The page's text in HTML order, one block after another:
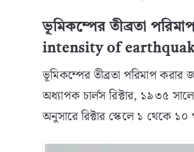
ভূমিকম্পের তীব্রতা
intensity of
ভূমিকম্পের তীব্রতা পরিমাপ করার
অধ্যাপক চার্লস রিক্টার, ১৯৩৫
অনুসারে রিক্টার স্কেলে ১ থেকে ১০